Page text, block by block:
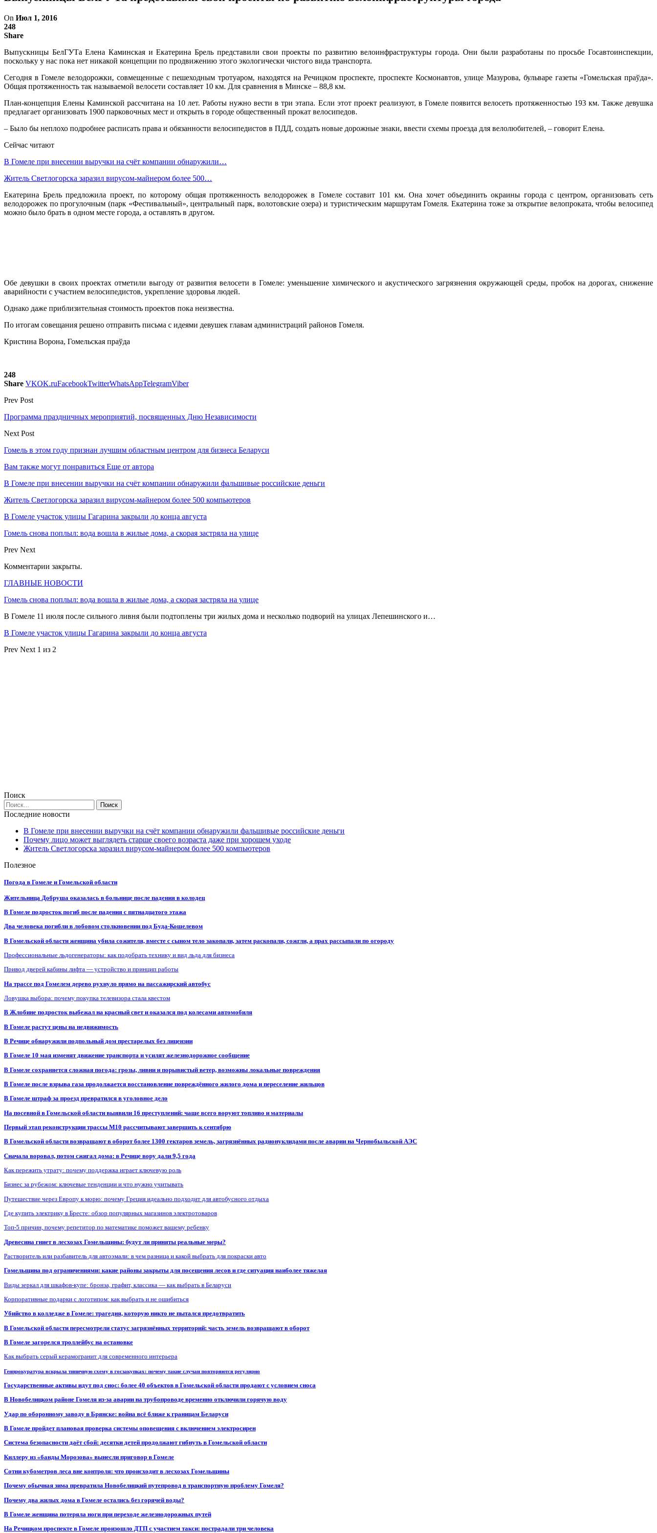
On Июл 1, 2016
248
Share
Выпускницы БелГУТа Елена Каминская и Екатерина Брель представили свои проекты по развитию велоинфраструктуры города. Они были разработаны по просьбе Госавтоинспекции,
поскольку у нас пока нет никакой концепции по продвижению этого экологически чистого вида транспорта.
Сегодня в Гомеле велодорожки, совмещенные с пешеходным тротуаром, находятся на Речицком проспекте, проспекте Космонавтов, улице Мазурова, бульваре газеты «Гомельская праўда».
Общая протяженность так называемой велосети составляет 10 км. Для сравнения в Минске – 88,8 км.
План-концепция Елены Каминской рассчитана на 10 лет. Работы нужно вести в три этапа. Если этот проект реализуют, в Гомеле появится велосеть протяженностью 193 км. Также девушка
предлагает организовать 1900 парковочных мест и открыть в городе общественный прокат велосипедов.
– Было бы неплохо подробнее расписать права и обязанности велосипедистов в ПДД, создать новые дорожные знаки, ввести схемы проезда для велолюбителей, – говорит Елена.
Сейчас читают
В Гомеле при внесении выручки на счёт компании обнаружили…
Житель Светлогорска заразил вирусом-майнером более 500…
Екатерина Брель предложила проект, по которому общая протяженность велодорожек в Гомеле составит 101 км. Она хочет объединить окраины города с центром, организовать сеть
велодорожек по прогулочным (парк «Фестивальный», центральный парк, волотовские озера) и туристическим маршрутам Гомеля. Екатерина тоже за открытие велопроката, чтобы велосипед
можно было брать в одном месте города, а оставлять в другом.
Обе девушки в своих проектах отметили выгоду от развития велосети в Гомеле: уменьшение химического и акустического загрязнения окружающей среды, пробок на дорогах, снижение
аварийности с участием велосипедистов, укрепление здоровья людей.
Однако даже приблизительная стоимость проектов пока неизвестна.
По итогам совещания решено отправить письма с идеями девушек главам администраций районов Гомеля.
Кристина Ворона, Гомельская праўда
248
Share VKOK.ruFacebookTwitterWhatsAppTelegramViber
Prev Post
Программа праздничных мероприятий, посвященных Дню Независимости
Next Post
Гомель в этом году признан лучшим областным центром для бизнеса Беларуси
Вам также могут понравиться Еще от автора
В Гомеле при внесении выручки на счёт компании обнаружили фальшивые российские деньги
Житель Светлогорска заразил вирусом-майнером более 500 компьютеров
В Гомеле участок улицы Гагарина закрыли до конца августа
Гомель снова поплыл: вода вошла в жилые дома, а скорая застряла на улице
Prev Next
Комментарии закрыты.
ГЛАВНЫЕ НОВОСТИ
Гомель снова поплыл: вода вошла в жилые дома, а скорая застряла на улице
В Гомеле 11 июля после сильного ливня были подтоплены три жилых дома и несколько подворий на улицах Лепешинского и…
В Гомеле участок улицы Гагарина закрыли до конца августа
Prev Next 1 из 2
Поиск
Последние новости
В Гомеле при внесении выручки на счёт компании обнаружили фальшивые российские деньги
Почему лицо может выглядеть старше своего возраста даже при хорошем уходе
Житель Светлогорска заразил вирусом-майнером более 500 компьютеров
Полезное
Погода в Гомеле и Гомельской области
Жительница Добруша оказалась в больнице после падения в колодец
В Гомеле подросток погиб после падения с пятнадцатого этажа
Два человека погибли в лобовом столкновении под Буда-Кошелевом
В Гомельской области женщина убила сожителя, вместе с сыном тело закопали, затем раскопали, сожгли, а прах рассыпали по огороду
Профессиональные льдогенераторы: как подобрать технику и вид льда для бизнеса
Привод дверей кабины лифта — устройство и принцип работы
На трассе под Гомелем дерево рухнуло прямо на пассажирский автобус
Ловушка выбора: почему покупка телевизора стала квестом
В Жлобине подросток выбежал на красный свет и оказался под колесами автомобиля
В Гомеле растут цены на недвижимость
В Речице обнаружили подпольный дом престарелых без лицензии
В Гомеле 10 мая изменят движение транспорта и усилят железнодорожное сообщение
В Гомеле сохраняется сложная погода: грозы, ливни и порывистый ветер, возможны локальные повреждения
В Гомеле после взрыва газа продолжается восстановление повреждённого жилого дома и переселение жильцов
В Гомеле штраф за проезд превратился в уголовное дело
На посевной в Гомельской области выявили 16 преступлений: чаще всего воруют топливо и материалы
Первый этап реконструкции трассы М10 рассчитывают завершить к сентябрю
В Гомельской области возвращают в оборот более 1300 гектаров земель, загрязнённых радионуклидами после аварии на Чернобыльской АЭС
Сначала воровал, потом сжигал дома: в Речице вору дали 9,5 года
Как пережить утрату: почему поддержка играет ключевую роль
Бизнес за рубежом: ключевые тенденции и что нужно учитывать
Путешествие через Европу к морю: почему Греция идеально подходит для автобусного отдыха
Где купить электрику в Бресте: обзор популярных магазинов электротоваров
Топ-5 причин, почему репетитор по математике поможет вашему ребенку
Древесина гниет в лесхозах Гомельщины: будут ли приняты реальные меры?
Растворитель или разбавитель для автоэмали: в чем разница и какой выбрать для покраски авто
Гомельщина под ограничениями: какие районы закрыты для посещения лесов и где ситуация наиболее тяжелая
Виды зеркал для шкафов-купе: бронза, графит, классика — как выбрать в Беларуси
Корпоративные подарки с логотипом: как выбрать и не ошибиться
Убийство в колледже в Гомеле: трагедия, которую никто не пытался предотвратить
В Гомельской области пересмотрели статус загрязнённых территорий: часть земель возвращают в оборот
В Гомеле загорелся троллейбус на остановке
Как выбрать серый керамогранит для современного интерьера
Генпрокуратура вскрыла типичную схему в госзакупках: почему такие случаи повторяются регулярно
Государственные активы идут под снос: более 40 объектов в Гомельской области продают с условием сноса
В Новобелицком районе Гомеля из-за аварии на трубопроводе временно отключили горячую воду
Удар по оборонному заводу в Брянске: война всё ближе к границам Беларуси
В Гомеле пройдет плановая проверка системы оповещения с включением электросирен
Система безопасности даёт сбой: десятки детей продолжают гибнуть в Гомельской области
Киллеру из «банды Морозова» вынесли приговор в Гомеле
Сотни кубометров леса вне контроля: что происходит в лесхозах Гомельщины
Почему обычная зима превратила Новобелицкий путепровод в транспортную проблему Гомеля?
Почему два жилых дома в Гомеле остались без горячей воды?
В Гомеле женщина потеряла ноги при переходе железнодорожных путей
На Речицком проспекте в Гомеле произошло ДТП с участием такси: пострадали три человека